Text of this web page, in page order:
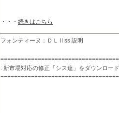
・・・ 続きはこちら
フォンティーヌ：ＤＬⅡss 説明
: 新市場対応の修正「シス達」をダウンロー